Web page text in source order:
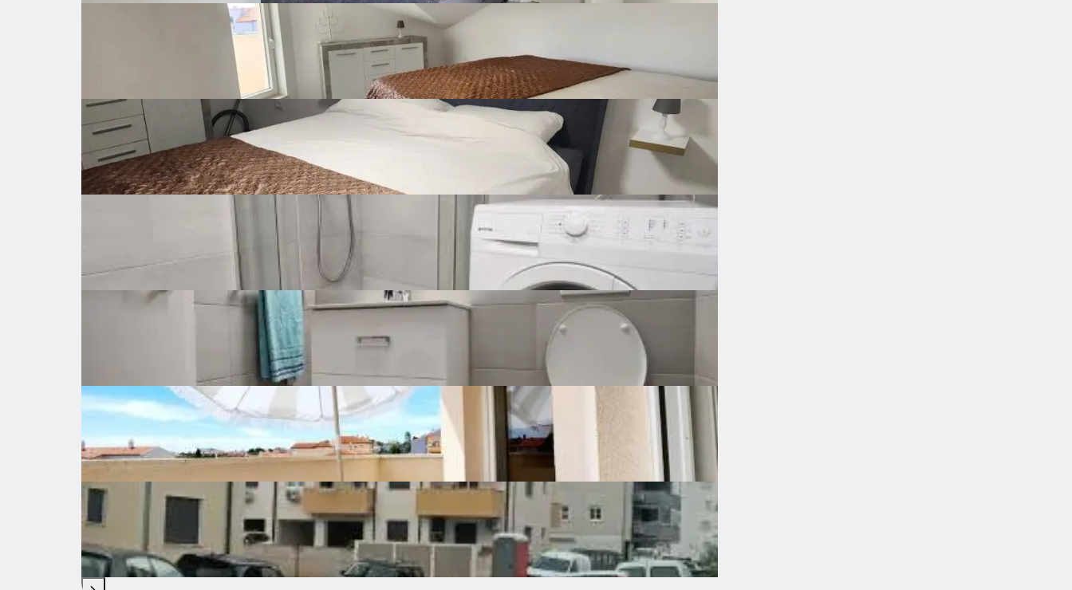
2023
Jug, Zapad
Dostupno od
01.10.2025 - 15.06.2026.
Namještenost
Stolarija
Grijanje
Samostalno
Klima uređaj
Privatan parking Vanjsko ne-natkriveno mjesto
Spremište Unutarnje stubište Balkon
Opremljenost nekretnine
Klima uređaj Televizor Kauč Hladnjak sa zamrzivačem
Štednjak Pećnica Kuhinjska napa Perilica suđa Perilica rublja
Tuš
Troškovi
Okvirni mjesečni trošak energenata, struje i
vode